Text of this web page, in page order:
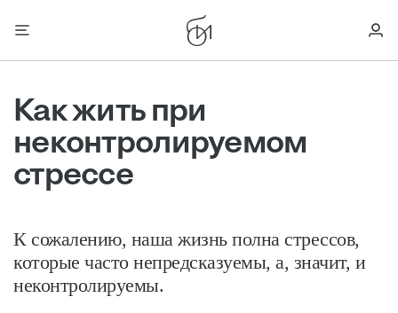
Как жить при
неконтролируемом
стрессе
К сожалению, наша жизнь полна стрессов,
которые часто непредсказуемы, а, значит, и
неконтролируемы.